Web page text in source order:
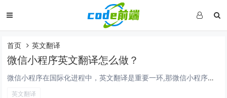
首页 英文翻译
微信小程序英文翻译怎么做？
微信小程序在国际化进程中，英文翻译是重要一环,那微信小程序英文翻译究竟该怎么做呢？ 明确翻译原则 首先要遵循准确性原则，小程序里的功能名称、操作提示等，翻译必须精准，登录”，常见的英文是“Login”，不能随意用其他不常用的词汇，还有“...
英文翻译